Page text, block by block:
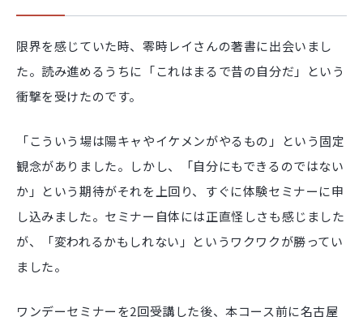
限界を感じていた時、零時レイさんの著書に出会いまし
た。読み進めるうちに「これはまるで昔の自分だ」という
衝撃を受けたのです。
「こういう場は陽キャやイケメンがやるもの」という固定
観念がありました。しかし、「自分にもできるのではない
か」という期待がそれを上回り、すぐに体験セミナーに申
し込みました。セミナー自体には正直怪しさも感じました
が、「変われるかもしれない」というワクワクが勝ってい
ました。
ワンデーセミナーを2回受講した後、本コース前に名古屋